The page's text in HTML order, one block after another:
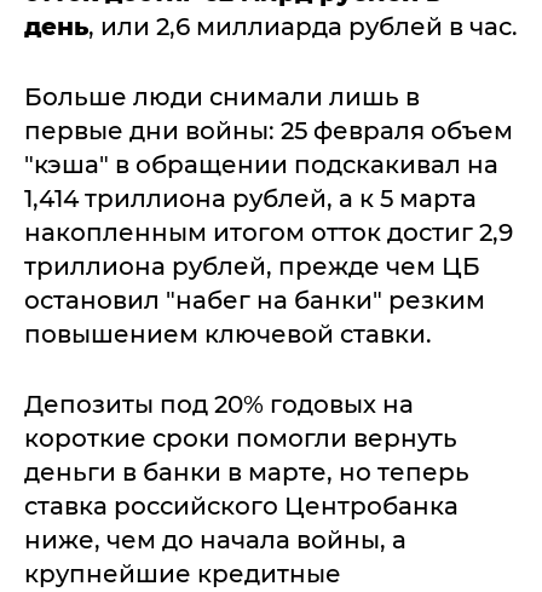
день, или 2,6 миллиарда рублей в час.
Больше люди снимали лишь в
первые дни войны: 25 февраля объем
"кэша" в обращении подскакивал на
1,414 триллиона рублей, а к 5 марта
накопленным итогом отток достиг 2,9
триллиона рублей, прежде чем ЦБ
остановил "набег на банки" резким
повышением ключевой ставки.
Депозиты под 20% годовых на
короткие сроки помогли вернуть
деньги в банки в марте, но теперь
ставка российского Центробанка
ниже, чем до начала войны, а
крупнейшие кредитные